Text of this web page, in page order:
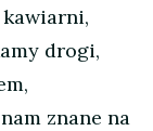
drogi,
znane na